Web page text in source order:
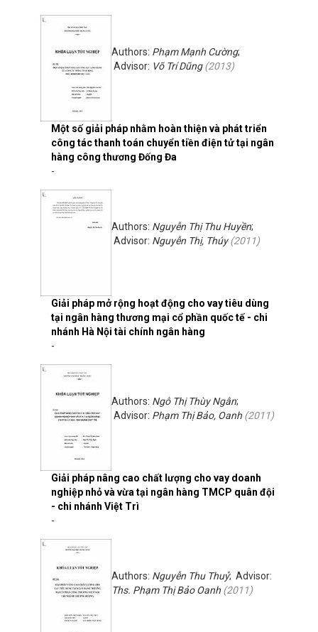
Một số giải pháp nhằm hoàn thiện và phát triển
công tác thanh toán chuyển tiền điện tử tại ngân
hàng công thương Đống Đa
Authors: Phạm Mạnh Cường;
Advisor: Võ Trí Dũng(2013)
-
Giải pháp mở rộng hoạt động cho vay tiêu dùng
tại ngân hàng thương mại cổ phần quốc tế - chi
nhánh Hà Nội tài chính ngân hàng
Authors: Nguyễn Thị Thu Huyền;
Advisor: Nguyễn Thị, Thúy(2011)
-
Giải pháp nâng cao chất lượng cho vay doanh
nghiệp nhỏ và vừa tại ngân hàng TMCP quân đội
- chi nhánh Việt Trì
Authors: Ngô Thị Thùy Ngân;
Advisor: Phạm Thị Bảo, Oanh (2011)
-
Authors: Nguyễn Thu Thuỷ; Advisor:
Ths. Phạm Thị Bảo Oanh (2011)